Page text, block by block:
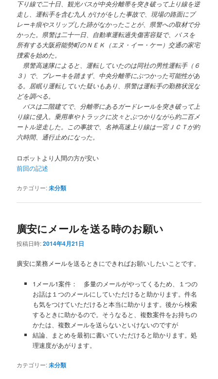
下り線で二十日、観光バスが中央分離帯を突き破って上り線を逆
走し、運転手を含む九人 がけがをした事故で、現場の路面にブ
レーキ痕やスリップした跡がなかったことが、県警への取材で分
かった。県警は二十一日、自動車運転過失傷害容疑で、バ スを
所有する大阪府能勢町のＮＥＫ（エヌ・イー・ケー）交通の家宅
捜索を始めた。
県警高速隊によると、運転していたのは同社の男性運転手（６
３）で、ブレーキを踏まず、中央分離帯にぶつかった可能性があ
る。居眠り運転していた疑いもあり、県警は運転手の勤務状況な
どを調べる。
バスは二階建てで、分離帯にあるガードレールを突き破って上
り線に侵入。乗用車やトラックに次々とぶつかりながら約二百メ
ートル逆走した。この事故で、名神高速上り線は一宮ＪＣＴが約
六時間、通行止めになった。
ロボットより人間の方が安い
前回の記述
カテゴリー:未分類
廣安にメールを送る時のお願い
投稿日時:2014年4月21日
廣安に業務メールを送るときにできればお願いしたいことです。
1メール1案件： 多量のメールがやってくるため、１つの
お話は１つのメールにしていただけると助かります。件名
も気をつけていただけると本当に助かります。後から検索
するときに助かるので。そうなると、複数案件をお持ちの
かたは、複数メールを送らないといけないのですが
結論、まとめを最初に書いていただけると助かります。処
理速度があがります。
カテゴリー:未分類